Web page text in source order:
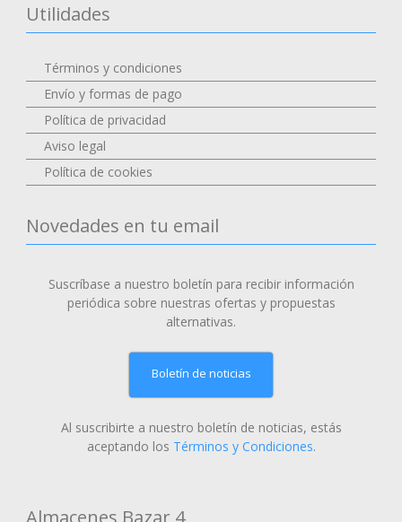
Utilidades
Términos y condiciones
Envío y formas de pago
Política de privacidad
Aviso legal
Política de cookies
Novedades en tu email
Suscríbase a nuestro boletín para recibir información
periódica sobre nuestras ofertas y propuestas
alternativas.
Boletín de noticias
Al suscribirte a nuestro boletín de noticias, estás
aceptando los Términos y Condiciones.
Almacenes Bazar 4